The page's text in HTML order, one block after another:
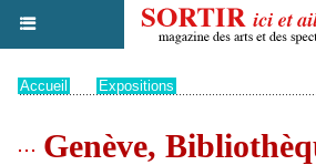
Accueil Expositions
Genève,